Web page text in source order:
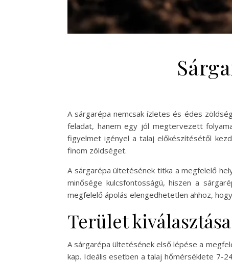
A sárgarépa nemcsak ízletes és édes
feladat, hanem egy jól megtervezett
figyelmet igényel a talaj előkészítésétől
finom zöldséget.
A sárgarépa ültetésének titka a megfelelő
minősége kulcsfontosságú, hiszen a
megfelelő ápolás elengedhetetlen ahhoz,
Terület kiválasztása
A sárgarépa ültetésének első lépése a
kap. Ideális esetben a talaj hőmérséklete 7-